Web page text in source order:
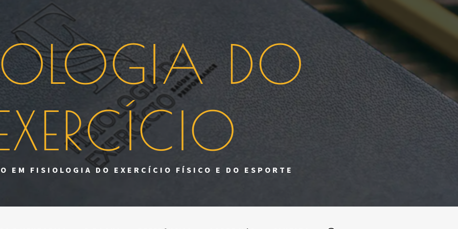
DO
EM FISIOLOGIA DO EXERCÍCIO FÍSICO E DO ESPORTE